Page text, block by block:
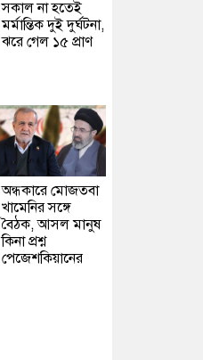
সকাল না হতেই
মর্মান্তিক দুই দুর্ঘটনা,
ঝরে গেল ১৫ প্রাণ
অন্ধকারে মোজতবা
খামেনির সঙ্গে
বৈঠক, আসল মানুষ
কিনা প্রশ্ন
পেজেশকিয়ানের